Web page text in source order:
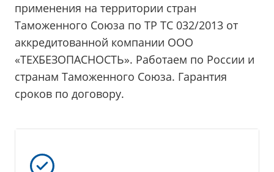
применения на территории стран
Таможенного Союза по ТР ТС 032/2013 от
аккредитованной компании ООО
«ТЕХБЕЗОПАСНОСТЬ». Работаем по России и
странам Таможенного Союза. Гарантия
сроков по договору.